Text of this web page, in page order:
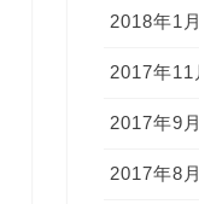
2018年1月
2017年11
2017年9月
2017年8月